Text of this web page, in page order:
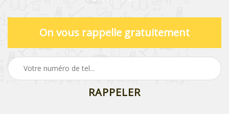
On vous rappelle gratuitement